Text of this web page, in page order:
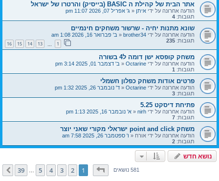
אתר הבית של קהילת ה BASIC (בייסיק) והרטרו של ישראל
הודעה אחרונה על ידי איתן«ג' אפריל 07, 2026 11:07 pm
תגובות: 4
שונא מתנות יחיה - שרשור משחקים חינמיים
הודעה אחרונה על ידי brother34
«ב' פברואר 16, 2026 1:08 am
תגובות: 235
13
14
15
16
משחק קופסא ישן דומה ל4 בשורה
הודעה אחרונה על ידי Octarine
«ב' דצמבר 01, 2025 3:14 pm
תגובות: 1
פרטים אודות משחק כפלון חשמלי
הודעה אחרונה על ידי Octarine
«ד' נובמבר 26, 2025 1:32 pm
תגובות: 3
פתיחת דיסקט 5.25
הודעה אחרונה על ידי nirh
«א' נובמבר 16, 2025 1:13 pm
תגובות: 7
משחק point and click ישראלי מקורי שאני יוצר
הודעה אחרונה על ידי אורח«ו' ספטמבר 26, 2025 7:58 am
תגובות: 2
נושא חדש
581 נושאיםדף1מתוך39
1
2
3
4
5
39 הבא